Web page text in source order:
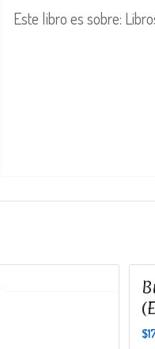
Este libro es sobre:
$